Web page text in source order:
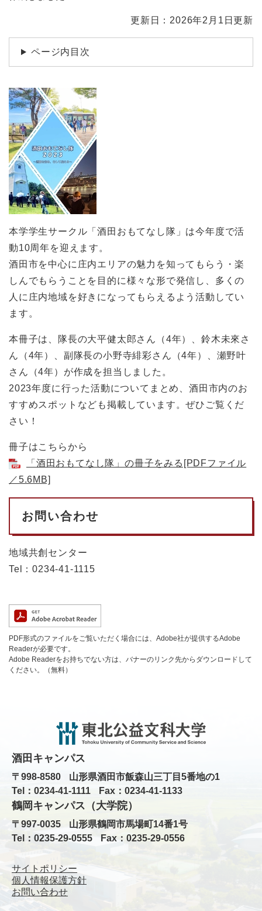
文
更新日：2026年2月1日更新
ページ内目次
本学学生サークル「酒田おもてなし隊」は今年度で活
動10周年を迎えます。
酒田市を中心に庄内エリアの魅力を知ってもらう・楽
しんでもらうことを目的に様々な形で発信し、多くの
人に庄内地域を好きになってもらえるよう活動してい
ます。
本冊子は、隊長の大平健太郎さん（4年）、鈴木未來さ
ん（4年）、副隊長の小野寺緋彩さん（4年）、瀬野叶
さん（4年）が作成を担当しました。
2023年度に行った活動についてまとめ、酒田市内のお
すすめスポットなども掲載しています。ぜひご覧くだ
さい！
冊子はこちらから
「酒田おもてなし隊」の冊子をみる[PDFファイル
／5.6MB]
お問い合わせ
地域共創センター
Tel：0234-41-1115
PDF形式のファイルをご覧いただく場合には、Adobe社が提供するAdobe
Readerが必要です。
Adobe Readerをお持ちでない方は、バナーのリンク先からダウンロードして
ください。（無料）
酒田キャンパス
〒998-8580
山形県酒田市飯森山三丁目5番地の1
Tel：0234-41-1111
Fax：0234-41-1133
鶴岡キャンパス（大学院）
〒997-0035
山形県鶴岡市馬場町14番1号
Tel：0235-29-0555
Fax：0235-29-0556
サイトポリシー
個人情報保護方針
お問い合わせ